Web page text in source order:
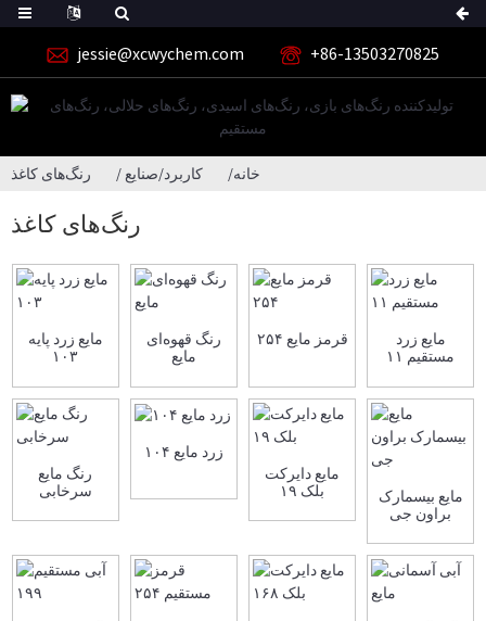
jessie@xcwychem.com ‎+86-13503270825‎
خانه کاربرد/صنایع رنگ‌های کاغذ
رنگ‌های کاغذ
مایع زرد پایه
۱۰۳
رنگ قهوه‌ای
مایع
قرمز مایع ۲۵۴
مایع زرد
مستقیم ۱۱
رنگ مایع
سرخابی
زرد مایع ۱۰۴
مایع دایرکت
بلک ۱۹
مایع بیسمارک
براون جی